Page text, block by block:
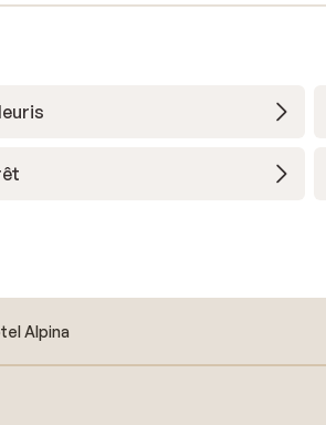
Alpina